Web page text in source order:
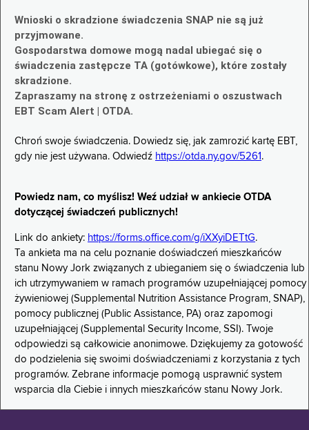
Wnioski o skradzione świadczenia SNAP nie są już
przyjmowane.
Gospodarstwa domowe mogą nadal ubiegać się o
świadczenia zastępcze TA (gotówkowe), które zostały
skradzione.
Zapraszamy na stronę z ostrzeżeniami o oszustwach
EBT Scam Alert | OTDA.
Chroń swoje świadczenia. Dowiedz się, jak zamrozić kartę EBT,
gdy nie jest używana. Odwiedź https://otda.ny.gov/5261 .
Powiedz nam, co myślisz! Weź udział w ankiecie OTDA
dotyczącej świadczeń publicznych!
Link do ankiety: https://forms.office.com/g/iXXyiDETtG.
Ta ankieta ma na celu poznanie doświadczeń mieszkańców
stanu Nowy Jork związanych z ubieganiem się o świadczenia lub
ich utrzymywaniem w ramach programów uzupełniającej pomocy
żywieniowej (Supplemental Nutrition Assistance Program, SNAP),
pomocy publicznej (Public Assistance, PA) oraz zapomogi
uzupełniającej (Supplemental Security Income, SSI). Twoje
odpowiedzi są całkowicie anonimowe. Dziękujemy za gotowość
do podzielenia się swoimi doświadczeniami z korzystania z tych
programów. Zebrane informacje pomogą usprawnić system
wsparcia dla Ciebie i innych mieszkańców stanu Nowy Jork.